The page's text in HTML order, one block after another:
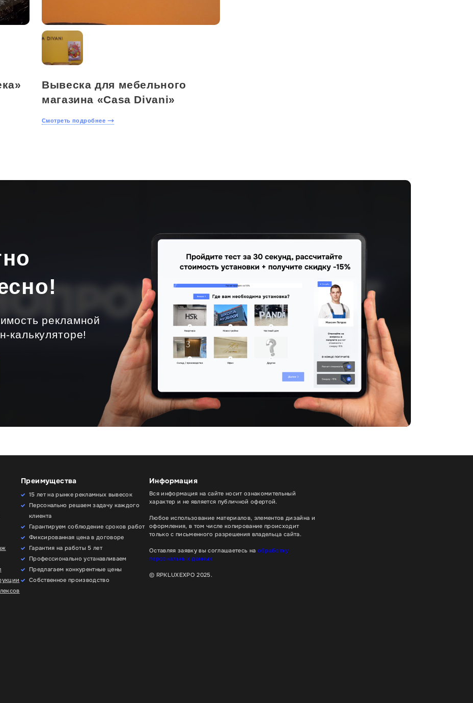
Вывеска для мебельного
магазина «Casa Divani»
Смотреть подробнее
рекламной
калькуляторе!
Преимущества
15 лет на рынке рекламных вывесок
Персонально решаем задачу каждого
клиента
Гарантируем соблюдение сроков работ
Фиксированная цена в договоре
Гарантия на работы 5 лет
Профессионально устанавливаем
Предлагаем конкурентные цены
Собственное производство
Информация
Вся информация на сайте носит ознакомительный
характер и не является публичной офертой.
Любое использование материалов, элементов дизайна и
оформления, в том числе копирование происходит
только с письменного разрешения владельца сайта.
Оставляя заявку вы соглашаетесь на обработку
персональных данных
© RPKLUXEXPO 2025.